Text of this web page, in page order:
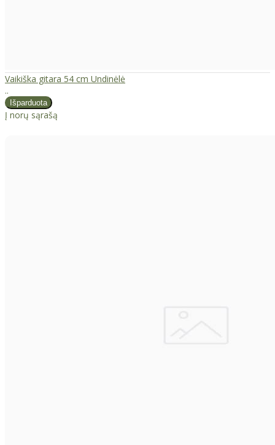
Vaikiška gitara 54 cm Undinėlė
..
Į norų sąrašą